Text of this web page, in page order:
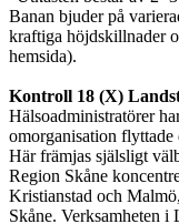
Banan bjuder på
kraftiga höjdskillnader
hemsida).
Kontroll 18 (X)
Hälsoadministratörer
omorganisation
Här främjas själsligt
Region Skåne
Kristianstad och
Skåne. Verksamheten